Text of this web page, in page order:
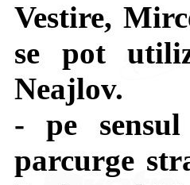
Vestire,
se pot
Neajlov.
- pe
parcurge